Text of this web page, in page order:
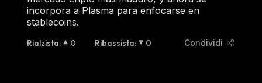
incorpora a Plasma para enfocarse en
stablecoins.
Rialzista: 0 Ribassista: 0 Condividi